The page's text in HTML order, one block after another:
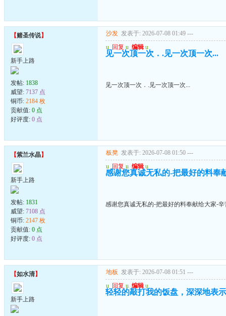
【赌圣传说】
新手上路
发帖: 1838
威望: 7137 点
铜币: 2184 枚
贡献值: 0 点
好评度: 0 点
沙发 发表于: 2026-07-08 01:49 ---
u 回复 u 编辑 u
见一次顶一次．.见一次顶一次...
见一次顶一次．.见一次顶一次...
【紫兰水晶】
新手上路
发帖: 1831
威望: 7108 点
铜币: 2147 枚
贡献值: 0 点
好评度: 0 点
板凳 发表于: 2026-07-08 01:50 ---
u 回复 u 编辑 u
感谢您真诚无私的-把最好的料奉
感谢您真诚无私的-把最好的料奉献给大家-辛
【如水清】
新手上路
地板 发表于: 2026-07-08 01:51 ---
u 回复 u 编辑 u
轻轻的敲打我的饭盘，深深地表